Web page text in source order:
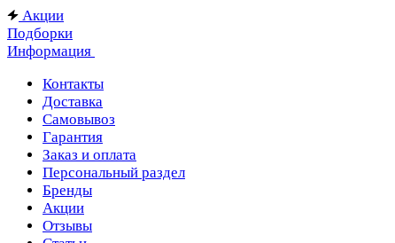
Акции
Подборки
Информация
Контакты
Доставка
Самовывоз
Гарантия
Заказ и оплата
Персональный раздел
Бренды
Акции
Отзывы